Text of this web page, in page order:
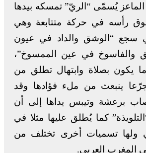
يُسمّى “الريّ” تمسكه بيدها
فوق رأسه في حركة متتابعة وهي
سجع “الوشق والداد في عيون
والفاسوخ في عين الممسوخ”،
يكون بصلاة وابتهال تطلق من
ينبعث من ملء فؤادها وقد
برعشة وتيبس يداها إلى أن
كما يُطلق عليها مثلا في
ولها تسميات أخرى تختلف من
المغرب العربي.